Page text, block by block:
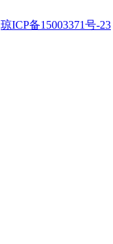
琼ICP备15003371号-23